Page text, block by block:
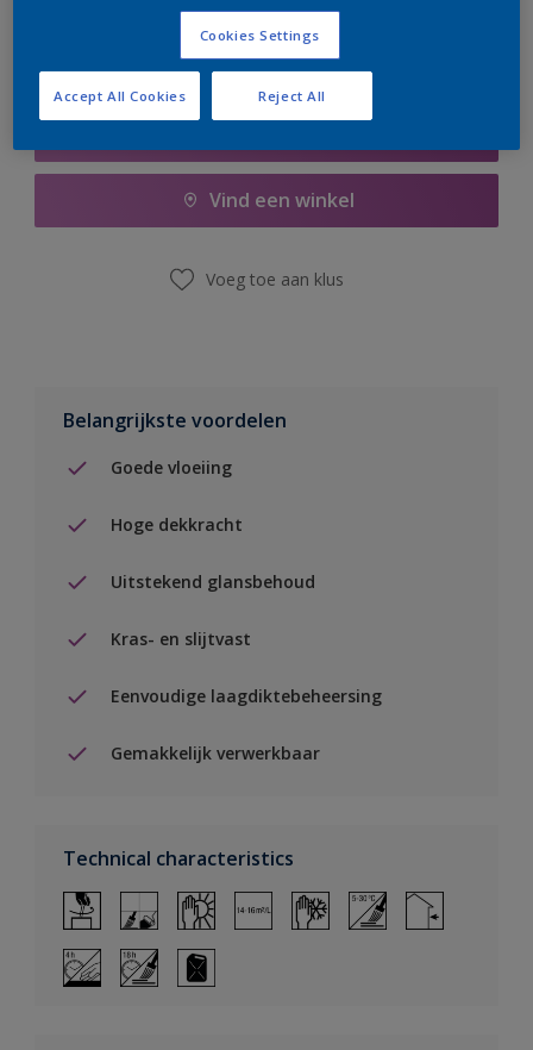
Vind een winkel
Voeg toe aan klus
Belangrijkste voordelen
Goede vloeiing
Hoge dekkracht
Uitstekend glansbehoud
Kras- en slijtvast
Eenvoudige laagdiktebeheersing
Gemakkelijk verwerkbaar
Technical characteristics
Cookies Settings
Reject All
Accept All Cookies